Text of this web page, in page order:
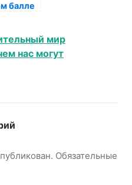
балле
мир
нас могут
Обязательные